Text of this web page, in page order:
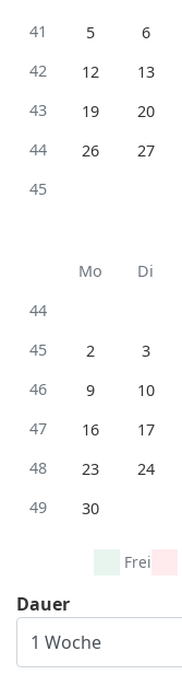
41
5 6
42
12 13
43
19 20
44
26 27
45
Mo
Di
44
45
2 3
46
9 10
47
16 17
48
23 24
49
30
Frei
Dauer